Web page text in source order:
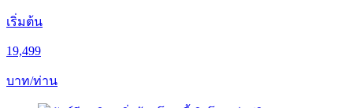
เริ่มต้น
19,499
บาท/ท่าน